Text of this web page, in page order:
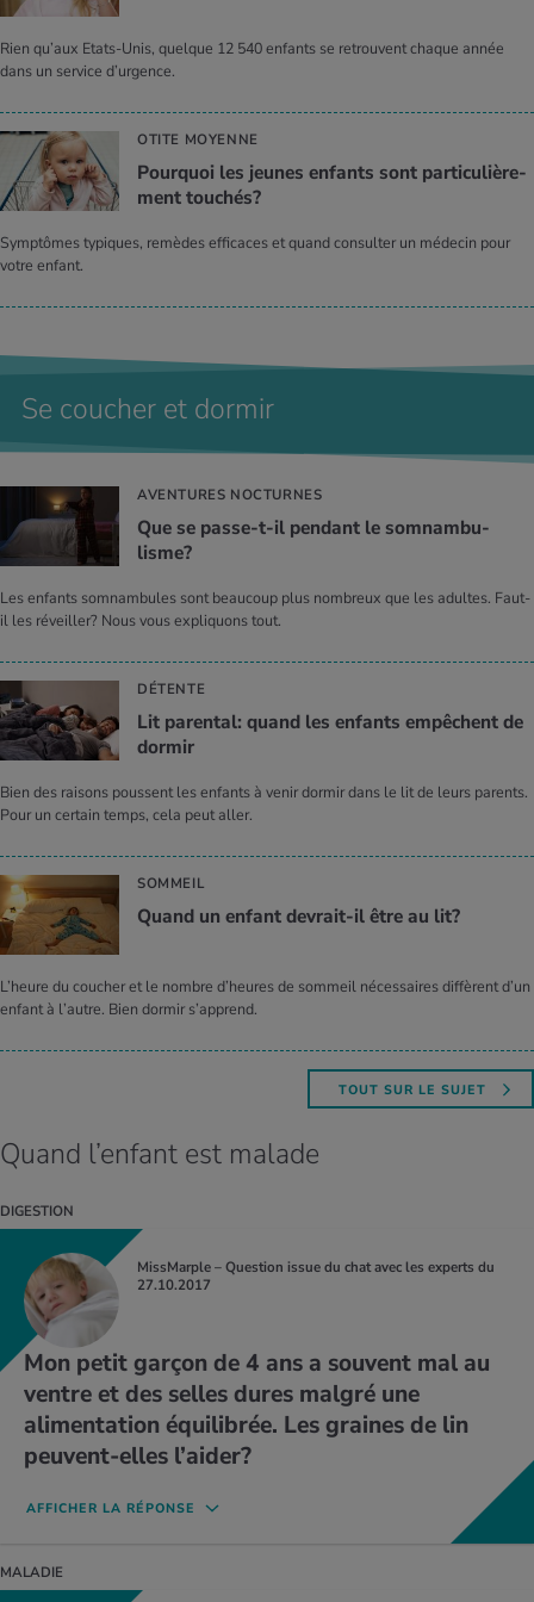
Rien qu’aux Etats-Unis, quelque 12 540 enfants se retrouvent chaque année
dans un service d’urgence.
OTITE MOYENNE
Pour­quoi les jeunes enfants sont par­ti­cu­liè­re­
ment tou­chés?
Symptômes typiques, remèdes efficaces et quand consulter un médecin pour
votre enfant.
Se coucher et dormir
AVENTURES NOCTURNES
Que se passe-t-il pen­dant le som­nam­bu­
lisme?
Les enfants somnambules sont beaucoup plus nombreux que les adultes. Faut-
il les réveiller? Nous vous expliquons tout.
DÉTENTE
Lit paren­tal: quand les enfants empêchent de
dor­mir
Bien des raisons poussent les enfants à venir dormir dans le lit de leurs parents.
Pour un certain temps, cela peut aller.
SOMMEIL
Quand un enfant devrait-il être au lit?
L’heure du coucher et le nombre d’heures de sommeil nécessaires diffèrent d’un
enfant à l’autre. Bien dormir s’apprend.
TOUT SUR LE SUJET
Quand l’enfant est malade
DIGESTION
MissMarple – Question issue du chat avec les experts du
27.10.2017
Mon petit garçon de 4 ans a souvent mal au
ventre et des selles dures malgré une
alimentation équilibrée. Les graines de lin
peuvent-elles l’aider?
AFFICHER LA RÉPONSE
MALADIE